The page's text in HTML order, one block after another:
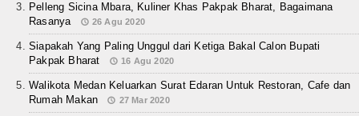
Pelleng Sicina Mbara, Kuliner Khas Pakpak Bharat, Bagaimana
Rasanya
26 Agu 2020
Siapakah Yang Paling Unggul dari Ketiga Bakal Calon Bupati
Pakpak Bharat
16 Agu 2020
Walikota Medan Keluarkan Surat Edaran Untuk Restoran, Cafe dan
Rumah Makan
27 Mar 2020